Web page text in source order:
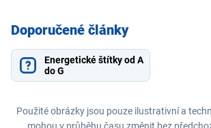
Doporučené články
Energetické štítky od A
do G
Použité obrázky jsou pouze ilustrativní a
mohou v průběhu času změnit bez